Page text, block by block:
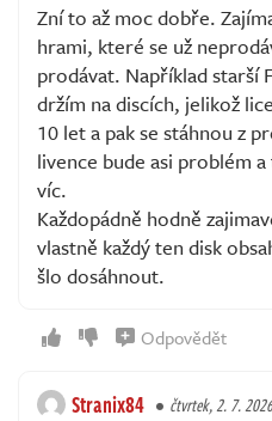
Zní to až moc dobře.
hrami, které se už
prodávat. Například starší
držím na discích, jelikož
10 let a pak se stáhnou z
livence bude asi problém
víc.
Každopádně hodně
vlastně každý ten disk
šlo dosáhnout.
Odpovědět
Stranix84 čtvrtek, 2. 7.